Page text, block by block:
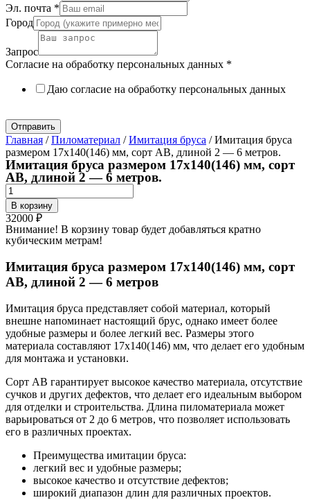
Эл. почта *
Город
Запрос
Согласие на обработку персональных данных *
Даю согласие на обработку персональных данных
Отправить
Главная /Пиломатериал /Имитация бруса / Имитация бруса
размером 17х140(146) мм, сорт AB, длиной 2 — 6 метров.
Имитация бруса размером 17х140(146) мм, сорт
AB, длиной 2 — 6 метров.
Количество
товара
Имитация
бруса
размером
мм,
сорт
AB,
2
-
6
метров.
В корзину
32000 ₽
Внимание! В корзину товар будет добавляться кратно
кубическим метрам!
Имитация бруса размером 17х140(146) мм, сорт
AB, длиной 2 — 6 метров
Имитация бруса представляет собой материал, который
внешне напоминает настоящий брус, однако имеет более
удобные размеры и более легкий вес. Размеры этого
материала составляют 17х140(146) мм, что делает его удобным
для монтажа и установки.
Сорт AB гарантирует высокое качество материала, отсутствие
сучков и других дефектов, что делает его идеальным выбором
для отделки и строительства. Длина пиломатериала может
варьироваться от 2 до 6 метров, что позволяет использовать
его в различных проектах.
Преимущества имитации бруса:
легкий вес и удобные размеры;
высокое качество и отсутствие дефектов;
широкий диапазон длин для различных проектов.